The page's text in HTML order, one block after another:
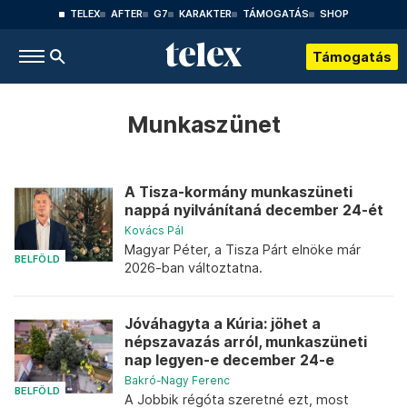
TELEX AFTER G7 KARAKTER TÁMOGATÁS SHOP
Támogatás
Munkaszünet
BELFÖLD
A Tisza-kormány munkaszüneti
nappá nyilvánítaná december 24-ét
Kovács Pál
Magyar Péter, a Tisza Párt elnöke már
2026-ban változtatna.
BELFÖLD
Jóváhagyta a Kúria: jöhet a
népszavazás arról, munkaszüneti
nap legyen-e december 24-e
Bakró-Nagy Ferenc
A Jobbik régóta szeretné ezt, most